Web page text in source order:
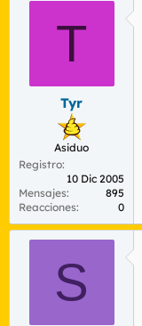
T
Tyr
Asiduo
Registro
10 Dic 2005
Mensajes
895
Reacciones
0
S